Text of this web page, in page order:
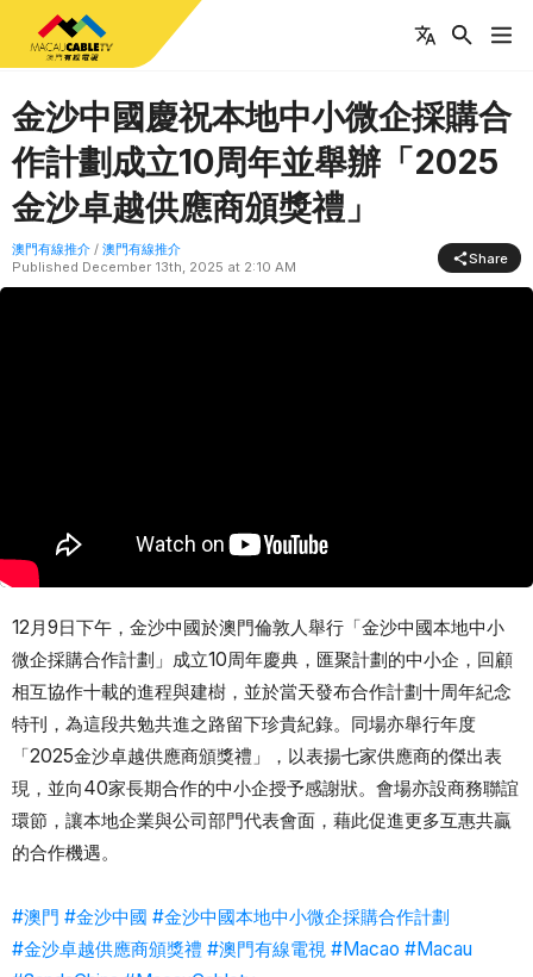
金沙中國慶祝本地中小微企採購合
作計劃成立10周年並舉辦「2025
金沙卓越供應商頒獎禮」
澳門有線推介 / 澳門有線推介
Published December 13th, 2025 at 2:10 AM
Share
12月9日下午，金沙中國於澳門倫敦人舉行「金沙中國本地中小
微企採購合作計劃」成立10周年慶典，匯聚計劃的中小企，回顧
相互協作十載的進程與建樹，並於當天發布合作計劃十周年紀念
特刊，為這段共勉共進之路留下珍貴紀錄。同場亦舉行年度
「2025金沙卓越供應商頒獎禮」，以表揚七家供應商的傑出表
現，並向40家長期合作的中小企授予感謝狀。會場亦設商務聯誼
環節，讓本地企業與公司部門代表會面，藉此促進更多互惠共贏
的合作機遇。
#澳門 #金沙中國 #金沙中國本地中小微企採購合作計劃
#金沙卓越供應商頒獎禮 #澳門有線電視 #Macao #Macau